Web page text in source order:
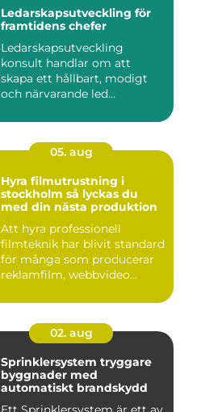
Ledarskapsutveckling för
framtidens chefer
Ledarskapsutveckling
konsult handlar om att
skapa ett hållbart, modigt
och närvarande led...
05. aug
Hyra filmutrustning i
stockholm så lyckas du
med din nästa produktion
Att hyra professionell
filmteknik har blivit standard
för många som producerar
reklamfilm, webbvideo...
02. aug
Sprinklersystem tryggare
byggnader med
automatiskt brandskydd